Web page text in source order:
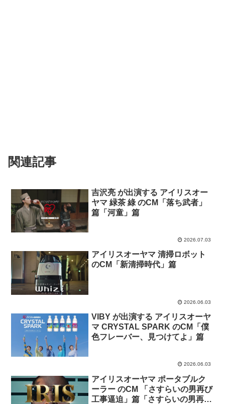
関連記事
吉沢亮 が出演する アイリスオー
ヤマ 緑茶 綠 のCM「落ち武者」
篇「河童」篇
2026.07.03
アイリスオーヤマ 清掃ロボット
のCM「新清掃時代」篇
2026.06.03
VIBY が出演する アイリスオーヤ
マ CRYSTAL SPARK のCM「僕
色フレーバー、見つけてよ」篇
2026.06.03
アイリスオーヤマ ポータブルク
ーラー のCM 「さすらいの男再び
工事逼迫」篇「さすらいの男再び